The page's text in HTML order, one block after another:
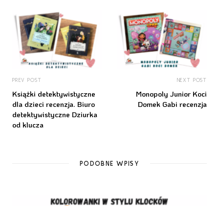
PREV POST
Książki detektywistyczne
dla dzieci recenzja. Biuro
detektywistyczne Dziurka
od klucza
NEXT POST
Monopoly Junior Koci
Domek Gabi recenzja
PODOBNE WPISY